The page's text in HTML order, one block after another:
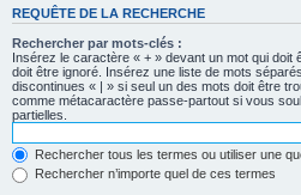
REQUÊTE DE LA RECHERCHE
Rechercher par mots-clés :
Insérez le caractère « + » devant un mot qui doit
doit être ignoré. Insérez une liste de mots
discontinues « | » si seul un des mots doit être
comme métacaractère passe-partout si vous
partielles.
Rechercher tous les termes ou utiliser une
Rechercher n’importe quel de ces termes